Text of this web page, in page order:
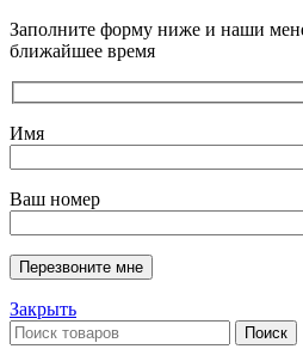
Заполните форму ниже и наши
ближайшее время
Имя
Ваш номер
Закрыть
Поиск